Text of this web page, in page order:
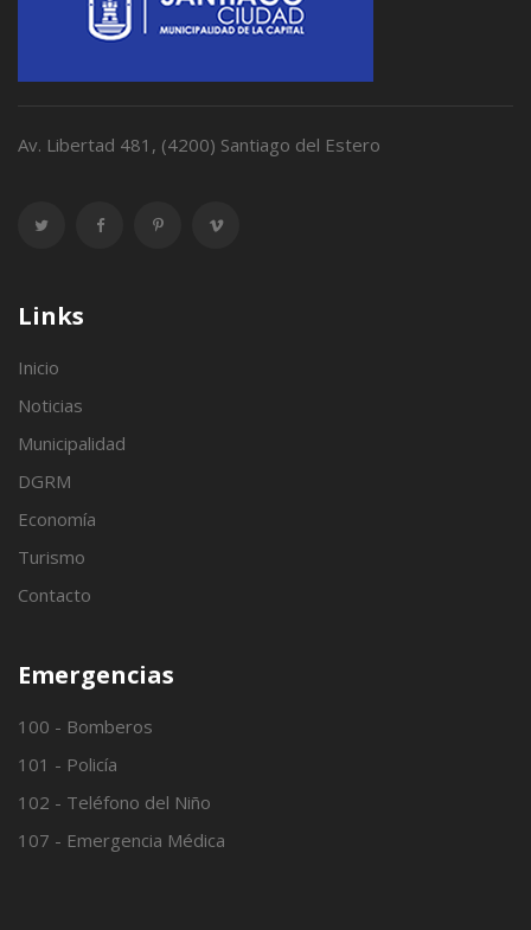
Av. Libertad 481, (4200) Santiago del Estero
Links
Inicio
Noticias
Municipalidad
DGRM
Economía
Turismo
Contacto
Emergencias
100 - Bomberos
101 - Policía
102 - Teléfono del Niño
107 - Emergencia Médica